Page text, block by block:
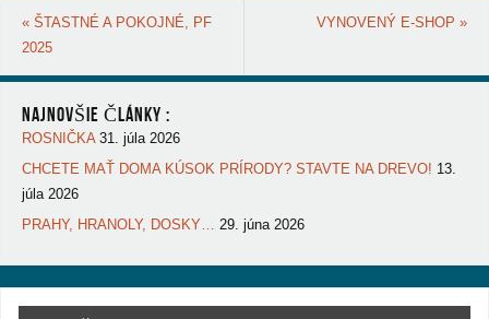
«ŠTASTNÉ A POKOJNÉ, PF
2025
VYNOVENÝ E-SHOP»
NAJNOVŠIE ČLÁNKY :
ROSNIČKA 31. júla 2026
CHCETE MAŤ DOMA KÚSOK PRÍRODY? STAVTE NA DREVO! 13.
júla 2026
PRAHY, HRANOLY, DOSKY… 29. júna 2026